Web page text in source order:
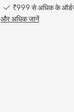
₹999 से अधिक के
और अधिक जानें